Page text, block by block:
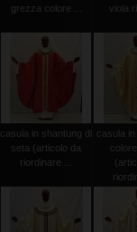
grezza colore ...
viola
casula in shantung di
seta (articolo da
riordinare ...
casula